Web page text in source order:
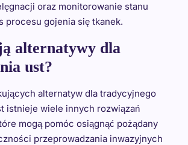
oraz monitorowanie stanu
procesu gojenia się tkanek.
alternatywy dla
ust?
alternatyw dla tradycyjnego
istnieje wiele innych rozwiązań
mogą pomóc osiągnąć pożądany
przeprowadzania inwazyjnych